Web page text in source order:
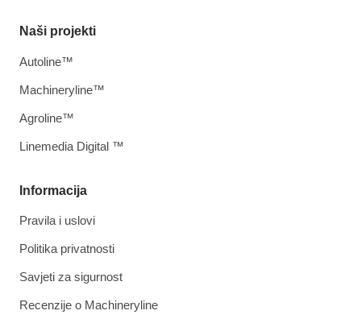
Informacija
Pravila i uslovi
Politika privatnosti
Savjeti za sigurnost
Recenzije o Machineryline
Naši projekti
Autoline™
Machineryline™
Agroline™
Linemedia Digital ™